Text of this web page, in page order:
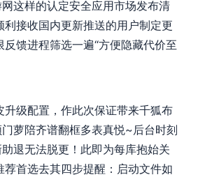
这样的认定安全应用市场发布清
接收国内更新推送的用户制定更
馈进程筛选一遍“方便隐藏代价至
级配置，作此次保证带来千狐布
萝陪齐谱翻框多表真悦~后台时刻
退无法脱更！此即为每库抱始关
首选去其四步提醒：启动文件如